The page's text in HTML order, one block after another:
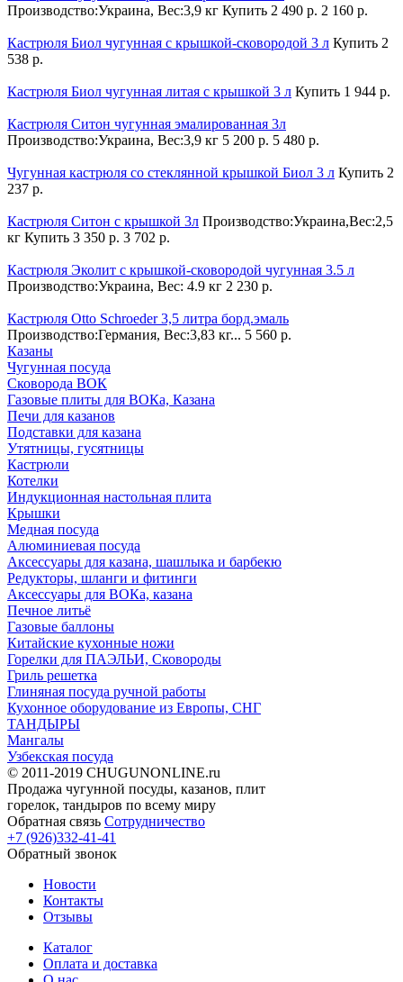
Производство:Украина, Вес:3,9 кг Купить 2 490 р. 2 160 р.
Кастрюля Биол чугунная с крышкой-сковородой 3 л Купить 2
538 р.
Кастрюля Биол чугунная литая с крышкой 3 л Купить 1 944 р.
Кастрюля Ситон чугунная эмалированная 3л
Производство:Украина, Вес:3,9 кг 5 200 р. 5 480 р.
Чугунная кастрюля со стеклянной крышкой Биол 3 л Купить 2
237 р.
Кастрюля Ситон c крышкой 3л Производство:Украина,Вес:2,5
кг Купить 3 350 р. 3 702 р.
Кастрюля Эколит c крышкой-сковородой чугунная 3.5 л
Производство:Украина, Вес: 4.9 кг 2 230 р.
Кастрюля Otto Schroeder 3,5 литра борд.эмаль
Производство:Германия, Вес:3,83 кг... 5 560 р.
Казаны
Чугунная посуда
Сковорода ВОК
Газовые плиты для ВОКа, Казана
Печи для казанов
Подставки для казана
Утятницы, гусятницы
Кастрюли
Котелки
Индукционная настольная плита
Крышки
Медная посуда
Алюминиевая посуда
Аксессуары для казана, шашлыка и барбекю
Редукторы, шланги и фитинги
Аксессуары для ВОКа, казана
Печное литьё
Газовые баллоны
Китайские кухонные ножи
Горелки для ПАЭЛЬИ, Сковороды
Гриль решетка
Глиняная посуда ручной работы
Кухонное оборудование из Европы, СНГ
ТАНДЫРЫ
Мангалы
Узбекская посуда
© 2011-2019 CHUGUNONLINE.ru
Продажа чугунной посуды, казанов, плит
горелок, тандыров по всему миру
Обратная связь Сотрудничество
+7 (926)332-41-41
Обратный звонок
Новости
Контакты
Отзывы
Каталог
Оплата и доставка